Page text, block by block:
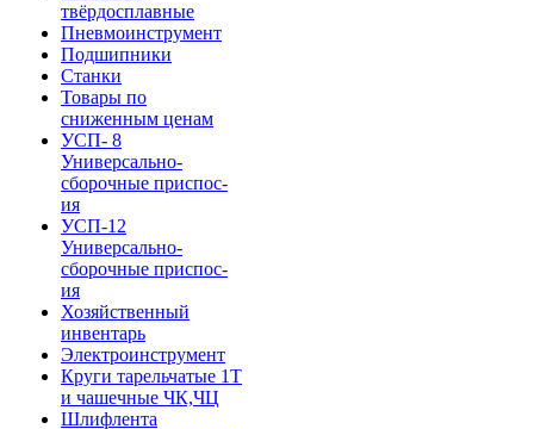
твёрдосплавные
Пневмоинструмент
Подшипники
Станки
Товары по
сниженным ценам
УСП- 8
Универсально-
сборочные приспос-
ия
УСП-12
Универсально-
сборочные приспос-
ия
Хозяйственный
инвентарь
Электроинструмент
Круги тарельчатые 1Т
и чашечные ЧК,ЧЦ
Шлифлента